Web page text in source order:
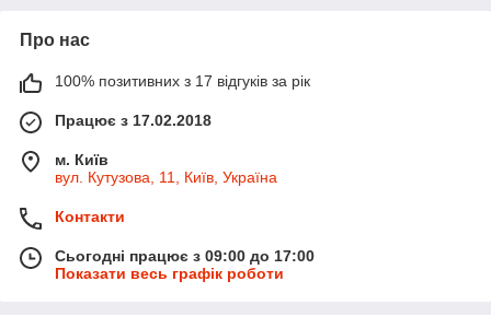
Про нас
100% позитивних з 17 відгуків за рік
Працює з 17.02.2018
м. Київ
вул. Кутузова, 11, Київ, Україна
Контакти
Сьогодні працює з 09:00 до 17:00
Показати весь графік роботи